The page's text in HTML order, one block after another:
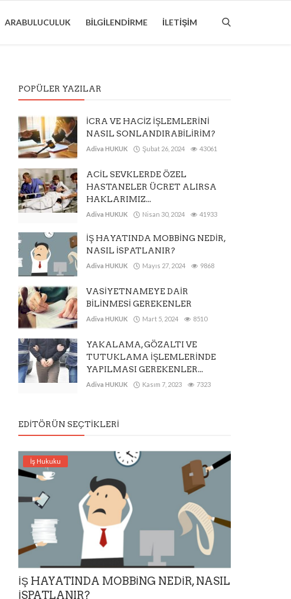
ARABULUCULUK BILGILENDIRME İLETIŞIM
POPÜLER YAZILAR
İCRA VE HACİZ İŞLEMLERİNİ
NASIL SONLANDIRABİLİRİM?
Adiva HUKUK Şubat 26, 2024 43061
ACİL SEVKLERDE ÖZEL
HASTANELER ÜCRET ALIRSA
HAKLARIMIZ...
Adiva HUKUK Nisan 30, 2024 41933
İŞ HAYATINDA MOBBİNG NEDİR,
NASIL İSPATLANIR?
Adiva HUKUK Mayıs 27, 2024 9868
VASİYETNAMEYE DAİR
BİLİNMESİ GEREKENLER
Adiva HUKUK Mart 5, 2024 8510
YAKALAMA, GÖZALTI VE
TUTUKLAMA İŞLEMLERİNDE
YAPILMASI GEREKENLER...
Adiva HUKUK Kasım 7, 2023 7323
EDITÖRÜN SEÇTIKLERI
İş Hukuku
İŞ HAYATINDA MOBBİNG NEDİR, NASIL
İSPATLANIR?